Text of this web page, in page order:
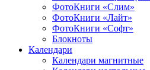
ФотоКниги «Слим»
ФотоКниги «Лайт»
ФотоКниги «Софт»
Блокноты
Календари
Календари магнитные